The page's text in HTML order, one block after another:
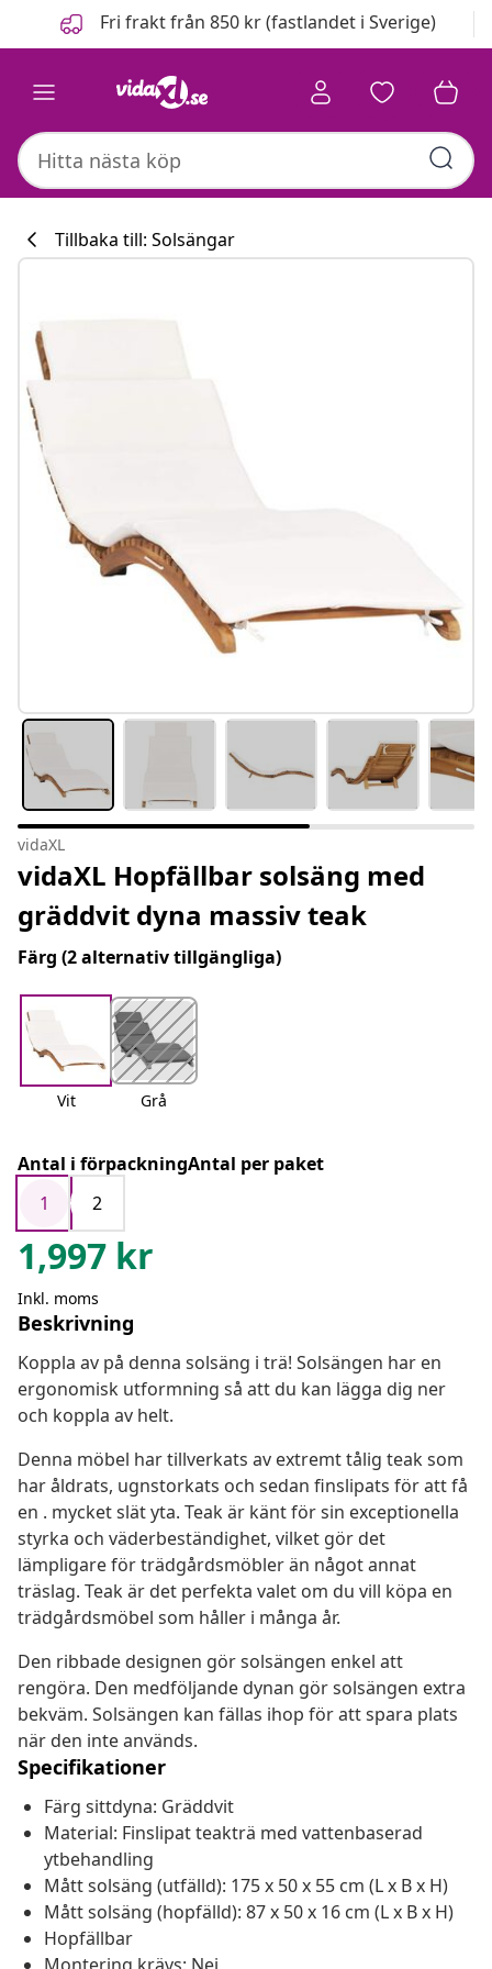
FöregåendeFri frakt från 850 kr (fastlandet i Sverige)
Tillbaka till: Solsängar
vidaXL
vidaXL Hopfällbar solsäng med
gräddvit dyna massiv teak
Färg (2 alternativ tillgängliga)
Vit Grå
Antal i förpackningAntal per paket
1
2
1,997 kr
Inkl. moms
Beskrivning
Koppla av på denna solsäng i trä! Solsängen har en
ergonomisk utformning så att du kan lägga dig ner
och koppla av helt.
Denna möbel har tillverkats av extremt tålig teak som
har åldrats, ugnstorkats och sedan finslipats för att få
en . mycket slät yta. Teak är känt för sin exceptionella
styrka och väderbeständighet, vilket gör det
lämpligare för trädgårdsmöbler än något annat
träslag. Teak är det perfekta valet om du vill köpa en
trädgårdsmöbel som håller i många år.
Den ribbade designen gör solsängen enkel att
rengöra. Den medföljande dynan gör solsängen extra
bekväm. Solsängen kan fällas ihop för att spara plats
när den inte används.
Specifikationer
Färg sittdyna: Gräddvit
Material: Finslipat teakträ med vattenbaserad
ytbehandling
Mått solsäng (utfälld): 175 x 50 x 55 cm (L x B x H)
Mått solsäng (hopfälld): 87 x 50 x 16 cm (L x B x H)
Hopfällbar